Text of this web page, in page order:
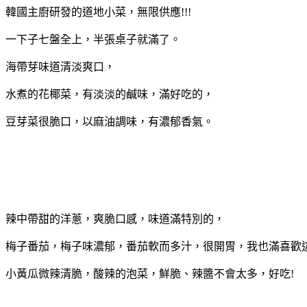
韓國主廚研發的道地小菜，無限供應!!!
一下子七盤全上，半張桌子就滿了。
海帶芽味道清淡爽口，
水煮的花椰菜，有淡淡的鹹味，滿好吃的，
豆芽菜很脆口，以麻油調味，有濃郁香氣。
辣中帶甜的洋蔥，爽脆口感，味道滿特別的，
梅子番茄，梅子味濃郁，番茄軟而多汁，很開胃，我也滿喜歡
小黃瓜微辣清脆，酸辣的泡菜，鮮脆、辣醬不會太多，好吃!